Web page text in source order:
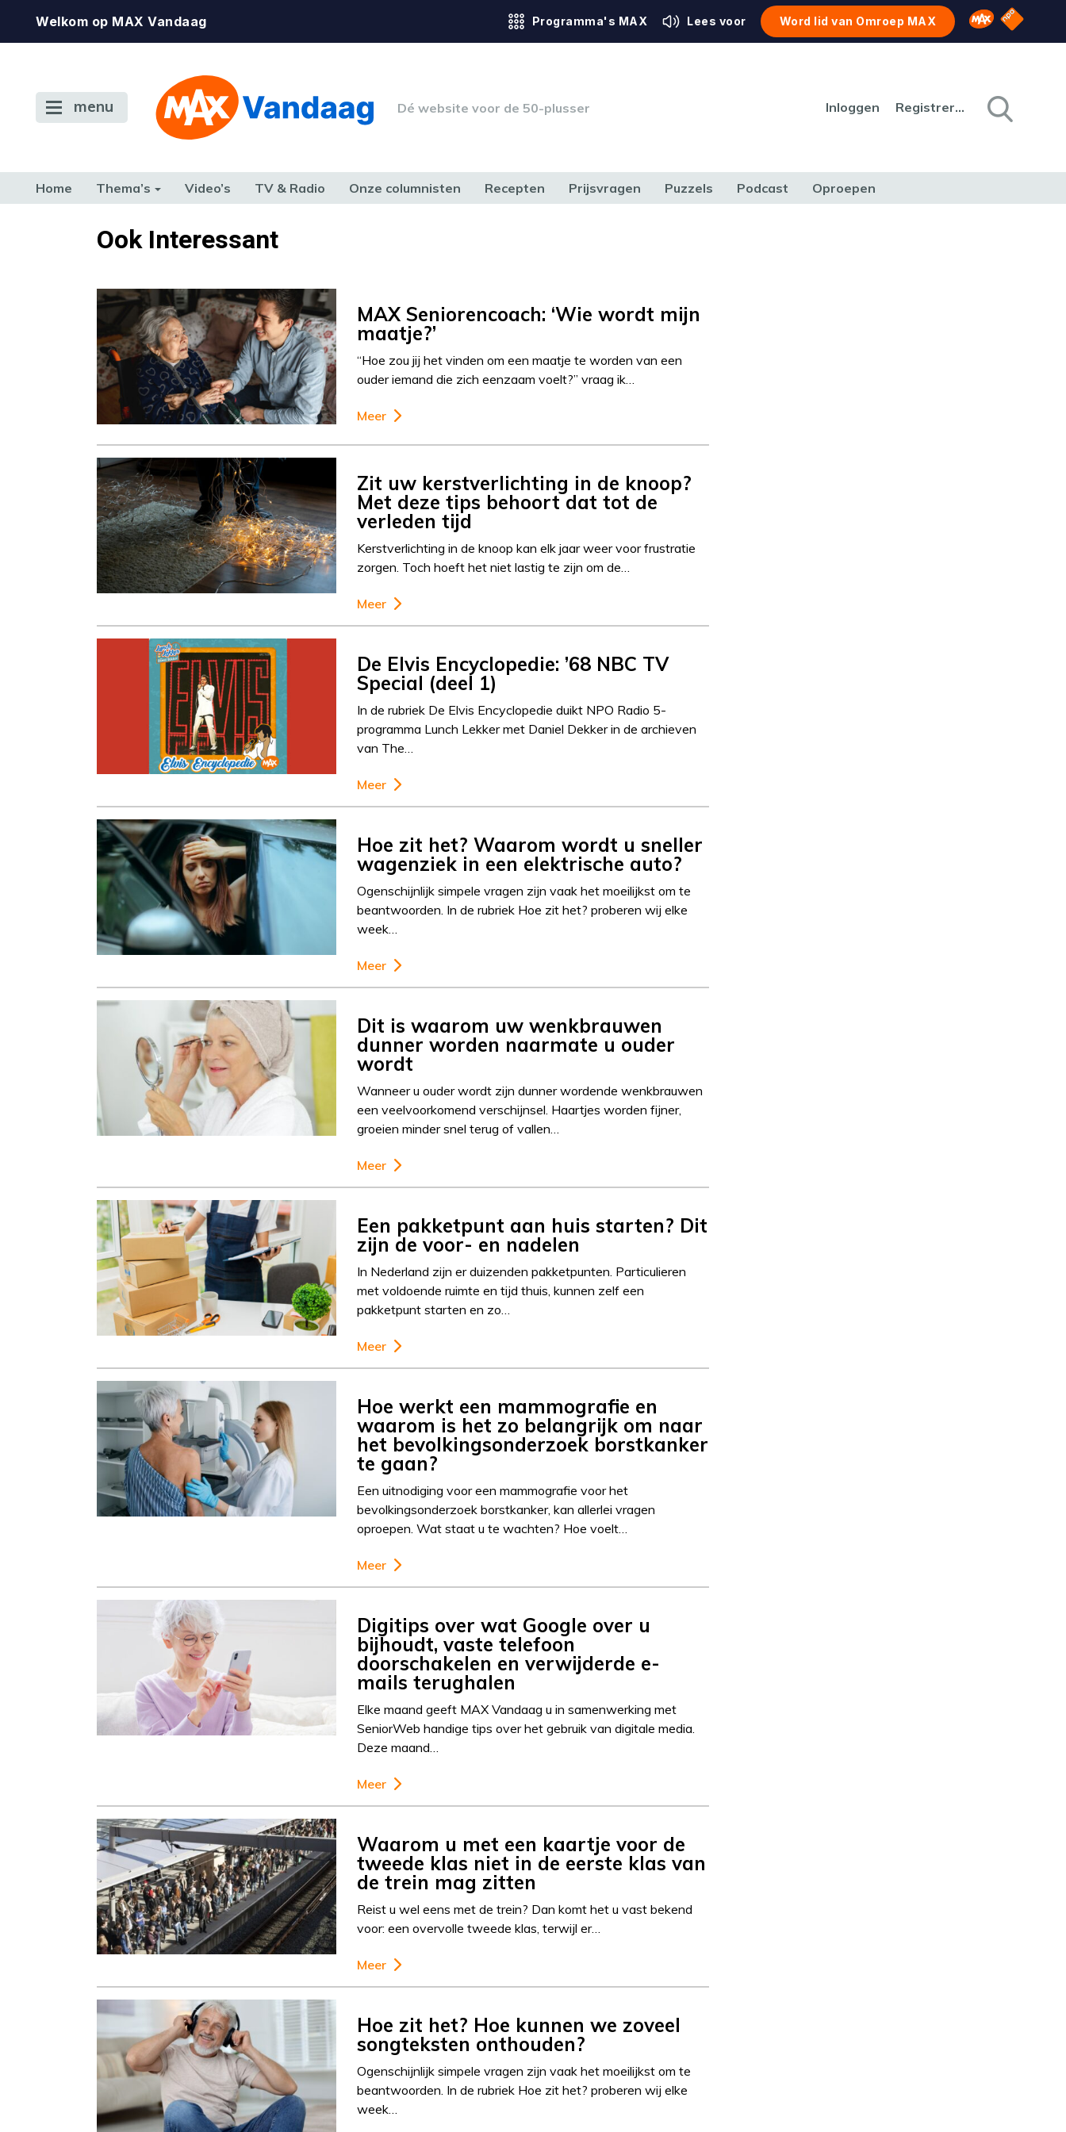
Welkom op MAX Vandaag Programma's MAX Lees voor Word lid van Omroep MAX Omroep MAX
NPO
menu Dé website voor de 50-plusser Inloggen Registreren
Home Thema’s Video’s TV & Radio Onze columnisten Recepten Prijsvragen Puzzels Podcast Oproepen
TERUG NAAR TOENOok Interessant
MAX Seniorencoach: ‘Wie wordt mijn
maatje?’
“Hoe zou jij het vinden om een maatje te worden van een
ouder iemand die zich eenzaam voelt?” vraag ik…
Meer
Zit uw kerstverlichting in de knoop?
Met deze tips behoort dat tot de
verleden tijd
Kerstverlichting in de knoop kan elk jaar weer voor frustratie
zorgen. Toch hoeft het niet lastig te zijn om de…
Meer
De Elvis Encyclopedie: ’68 NBC TV
Special (deel 1)
In de rubriek De Elvis Encyclopedie duikt NPO Radio 5-
programma Lunch Lekker met Daniel Dekker in de archieven
van The…
Meer
Hoe zit het? Waarom wordt u sneller
wagenziek in een elektrische auto?
Ogenschijnlijk simpele vragen zijn vaak het moeilijkst om te
beantwoorden. In de rubriek Hoe zit het? proberen wij elke
week…
Meer
Dit is waarom uw wenkbrauwen
dunner worden naarmate u ouder
wordt
Wanneer u ouder wordt zijn dunner wordende wenkbrauwen
een veelvoorkomend verschijnsel. Haartjes worden fijner,
groeien minder snel terug of vallen…
Meer
Een pakketpunt aan huis starten? Dit
zijn de voor- en nadelen
In Nederland zijn er duizenden pakketpunten. Particulieren
met voldoende ruimte en tijd thuis, kunnen zelf een
pakketpunt starten en zo…
Meer
Hoe werkt een mammografie en
waarom is het zo belangrijk om naar
het bevolkingsonderzoek borstkanker
te gaan?
Een uitnodiging voor een mammografie voor het
bevolkingsonderzoek borstkanker, kan allerlei vragen
oproepen. Wat staat u te wachten? Hoe voelt…
Meer
Digitips over wat Google over u
bijhoudt, vaste telefoon
doorschakelen en verwijderde e-
mails terughalen
Elke maand geeft MAX Vandaag u in samenwerking met
SeniorWeb handige tips over het gebruik van digitale media.
Deze maand…
Meer
Waarom u met een kaartje voor de
tweede klas niet in de eerste klas van
de trein mag zitten
Reist u wel eens met de trein? Dan komt het u vast bekend
voor: een overvolle tweede klas, terwijl er…
Meer
Hoe zit het? Hoe kunnen we zoveel
songteksten onthouden?
Ogenschijnlijk simpele vragen zijn vaak het moeilijkst om te
beantwoorden. In de rubriek Hoe zit het? proberen wij elke
week…